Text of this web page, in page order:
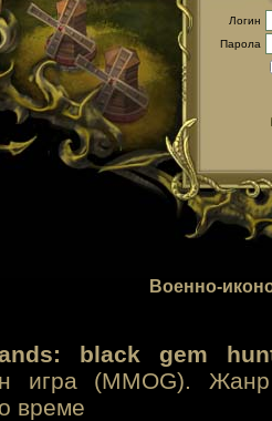
Логин
Парола
Военно-
black gem
игра (MMOG).
време